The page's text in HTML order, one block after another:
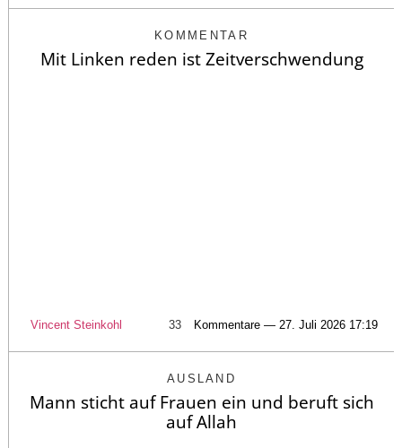
KOMMENTAR
Mit Linken reden ist Zeitverschwendung
Vincent Steinkohl 33 Kommentare — 27. Juli 2026 17:19
AUSLAND
Mann sticht auf Frauen ein und beruft sich
auf Allah